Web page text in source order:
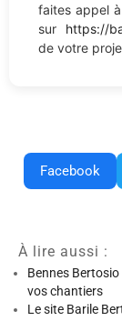
faites appel
sur https://
de votre
Facebook
À lire aussi :
Bennes
vos chantiers
Le site Barile